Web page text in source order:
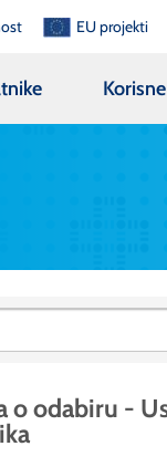
EU projekti
o odabiru -